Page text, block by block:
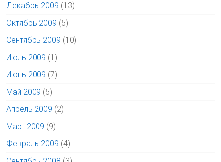
Декабрь 2009 (13)
Октябрь 2009 (5)
Сентябрь 2009 (10)
Июль 2009 (1)
Июнь 2009 (7)
Май 2009 (5)
Апрель 2009 (2)
Март 2009 (9)
Февраль 2009 (4)